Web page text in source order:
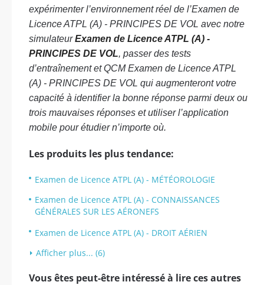
expérimenter l’environnement réel de l’Examen de
Licence ATPL (A) - PRINCIPES DE VOL avec notre
simulateurExamen de Licence ATPL (A) -
PRINCIPES DE VOL, passer des tests
d’entraînement et QCM Examen de Licence ATPL
(A) - PRINCIPES DE VOL qui augmenteront votre
capacité à identifier la bonne réponse parmi deux ou
trois mauvaises réponses et utiliser l’application
mobile pour étudier n’importe où.
Les produits les plus tendance:
Examen de Licence ATPL (A) - MÉTÉOROLOGIE
Examen de Licence ATPL (A) - CONNAISSANCES
GÉNÉRALES SUR LES AÉRONEFS
Examen de Licence ATPL (A) - DROIT AÉRIEN
Afficher plus... (6)
Vous êtes peut-être intéressé à lire ces autres